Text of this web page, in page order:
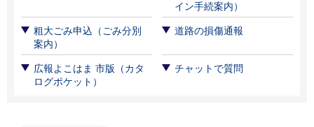
イン手続案内）
粗大ごみ申込（ごみ分別
案内）
道路の損傷通報
広報よこはま 市版（カタ
ログポケット）
チャットで質問